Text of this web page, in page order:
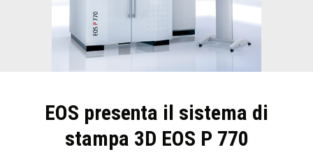
EOS presenta il sistema di
stampa 3D EOS P 770